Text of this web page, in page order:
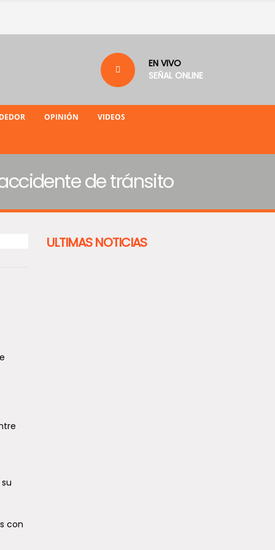
EN VIVO
SEÑAL ONLINE
OPINIÓN VIDEOS
de tránsito
con
ULTIMAS NOTICIAS